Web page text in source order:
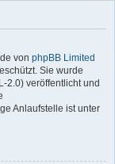
von phpBB Limited
Sie wurde
2.0) veröffentlicht und
Anlaufstelle ist unter